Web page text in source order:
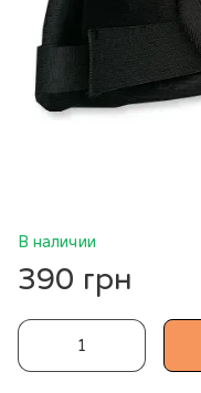
В наличии
390 грн